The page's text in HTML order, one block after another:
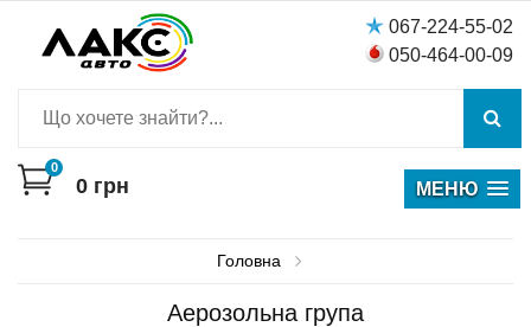
067-224-55-02
050-464-00-09
0
0 грн МЕНЮ
Головна
Аерозольна група